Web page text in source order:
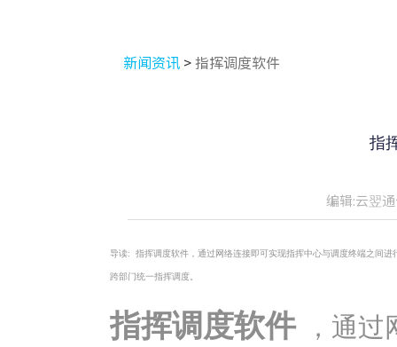
新闻资讯 > 指挥调度软件
指
编辑:云翌
导读: 指挥调度软件，通过网络连接即可实现指挥中心与调度终端之间
跨部门统一指挥调度。
指挥调度软件
，通